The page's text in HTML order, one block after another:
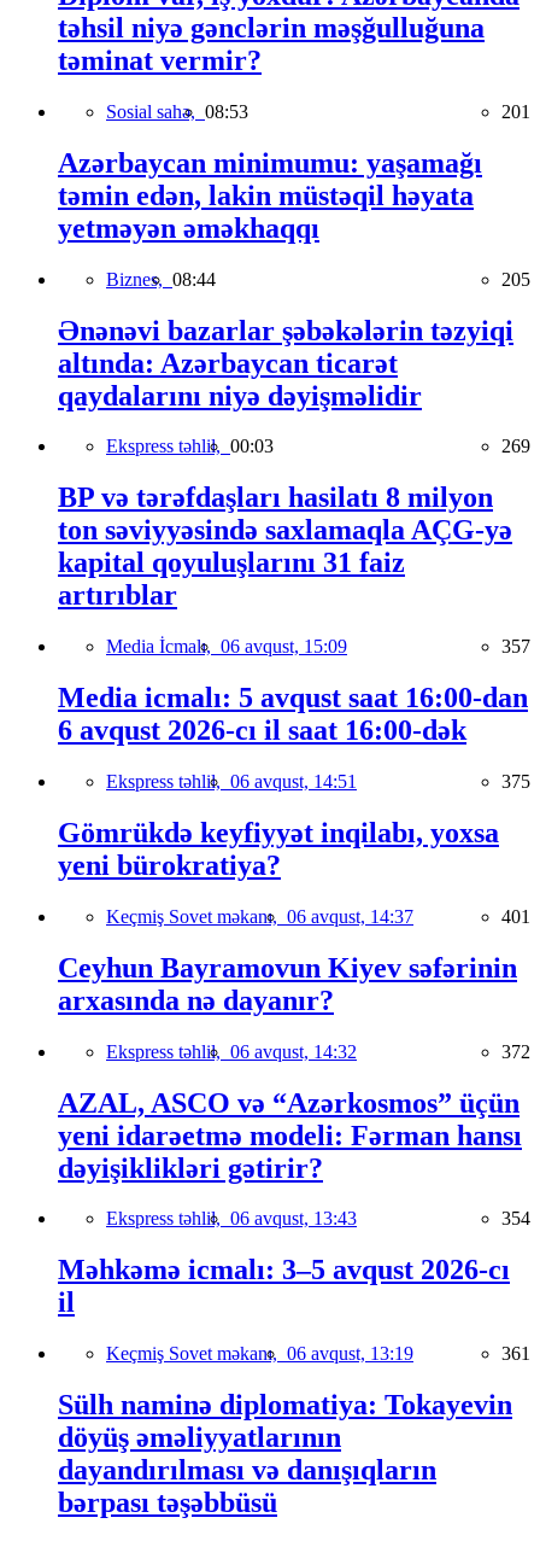
təhsil niyə gənclərin məşğulluğuna
təminat vermir?
Sosial sahə, 08:53 201
Azərbaycan minimumu: yaşamağı
təmin edən, lakin müstəqil həyata
yetməyən əməkhaqqı
Biznes, 08:44 205
Ənənəvi bazarlar şəbəkələrin təzyiqi
altında: Azərbaycan ticarət
qaydalarını niyə dəyişməlidir
Ekspress təhlil, 00:03 269
BP və tərəfdaşları hasilatı 8 milyon
ton səviyyəsində saxlamaqla AÇG-yə
kapital qoyuluşlarını 31 faiz
artırıblar
Media İcmalı, 06 avqust, 15:09 357
Media icmalı: 5 avqust saat 16:00-dan
6 avqust 2026-cı il saat 16:00-dək
Ekspress təhlil, 06 avqust, 14:51 375
Gömrükdə keyfiyyət inqilabı, yoxsa
yeni bürokratiya?
Keçmiş Sovet məkanı, 06 avqust, 14:37 401
Ceyhun Bayramovun Kiyev səfərinin
arxasında nə dayanır?
Ekspress təhlil, 06 avqust, 14:32 372
AZAL, ASCO və “Azərkosmos” üçün
yeni idarəetmə modeli: Fərman hansı
dəyişiklikləri gətirir?
Ekspress təhlil, 06 avqust, 13:43 354
Məhkəmə icmalı: 3–5 avqust 2026-cı
il
Keçmiş Sovet məkanı, 06 avqust, 13:19 361
Sülh naminə diplomatiya: Tokayevin
döyüş əməliyyatlarının
dayandırılması və danışıqların
bərpası təşəbbüsü